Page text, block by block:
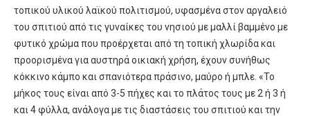
τοπικού υλικού λαϊκού πολιτισμού, υφασμένα στον αργαλειό
του σπιτιού από τις γυναίκες του νησιού με μαλλί βαμμένο με
φυτικό χρώμα που προέρχεται από τη τοπική χλωρίδα και
προορισμένα για αυστηρά οικιακή χρήση, έχουν συνήθως
κόκκινο κάμπο και σπανιότερα πράσινο, μαύρο ή μπλε. «Το
μήκος τους είναι από 3-5 πήχες και το πλάτος τους με 2 ή 3 ή
και 4 φύλλα, ανάλογα με τις διαστάσεις του σπιτιού και την